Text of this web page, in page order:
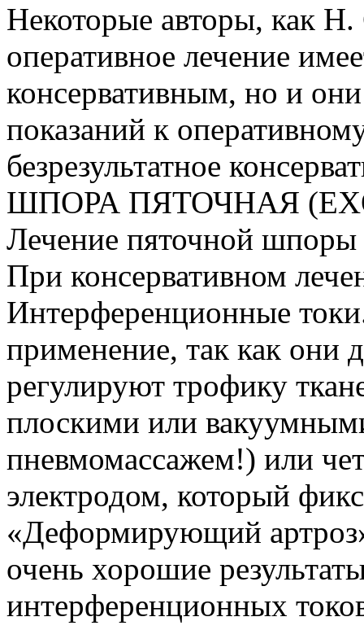
Некоторые авторы, как
оперативное лечение
консервативным, но и
показаний к
безрезультатное
ШПОРА ПЯТОЧНАЯ
Лечение пяточной шпоры
При консервативном
Интерференционные
применение, так как они
регулируют трофику
плоскими или
пневмомассажем!) или
электродом, который
«Деформирующий
очень хорошие
интерференционных